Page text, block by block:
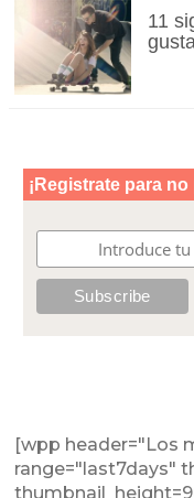
11
[wpp header="Los
range="last7days"